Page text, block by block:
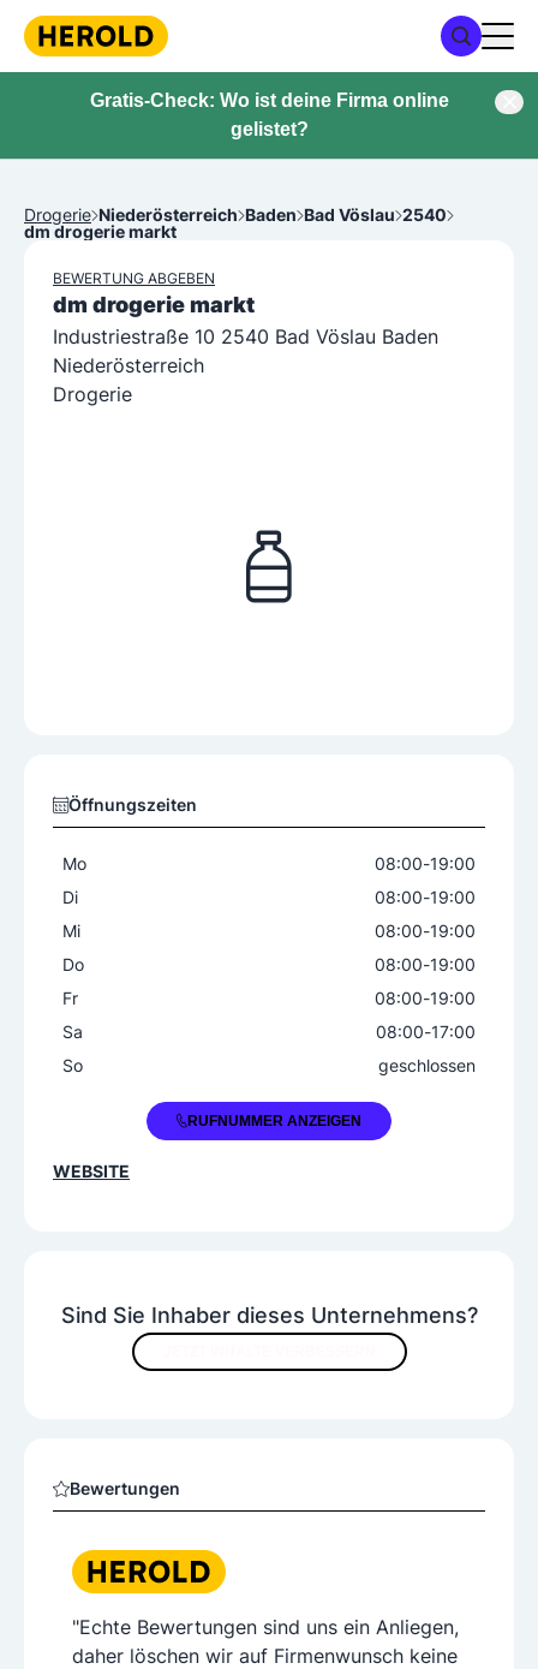
Gratis-Check: Wo ist deine Firma online
gelistet?
Drogerie Niederösterreich Baden Bad Vöslau 2540
dm drogerie markt
BEWERTUNG ABGEBEN
dm drogerie markt
Industriestraße 10 2540 Bad Vöslau Baden
Niederösterreich
Drogerie
Sind Sie Inhaber dieses Unternehmens?
Bewertungen
"Echte Bewertungen sind uns ein Anliegen,
daher löschen wir auf Firmenwunsch keine
Öffnungszeiten
Mo 08:00-19:00
Di
08:00-19:00
Mi
08:00-19:00
Do
08:00-19:00
Fr
08:00-19:00
Sa
08:00-17:00
So
geschlossen
+43 2252 790370RUFNUMMER ANZEIGEN
WEBSITE